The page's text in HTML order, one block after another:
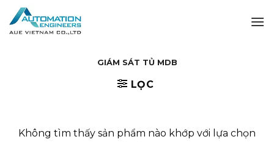
Skip
to
content
GIÁM SÁT TỦ MDB
LỌC
Không tìm thấy sản phẩm nào khớp với lựa chọn